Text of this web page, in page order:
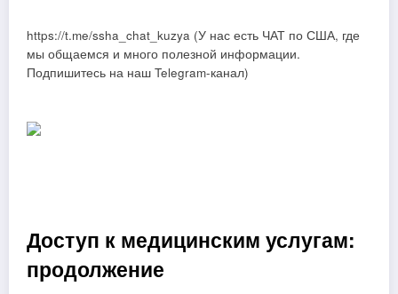
https://t.me/ssha_chat_kuzya (У нас есть ЧАТ по США, где
мы общаемся и много полезной информации.
Подпишитесь на наш Telegram-канал)
Доступ к медицинским услугам:
продолжение